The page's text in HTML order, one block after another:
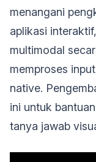
menangani
aplikasi
multimodal
memproses
native.
ini untuk
tanya jawab